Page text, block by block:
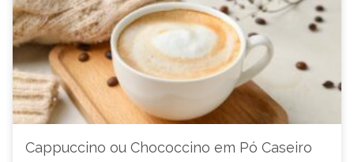
Cappuccino ou Chococcino em Pó Caseiro